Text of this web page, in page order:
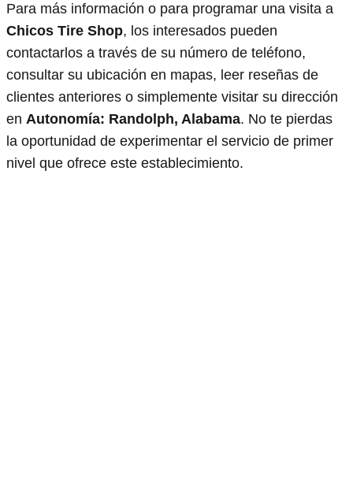
Para más información o para programar una visita a
Chicos Tire Shop, los interesados pueden
contactarlos a través de su número de teléfono,
consultar su ubicación en mapas, leer reseñas de
clientes anteriores o simplemente visitar su dirección
en Autonomía: Randolph, Alabama. No te pierdas
la oportunidad de experimentar el servicio de primer
nivel que ofrece este establecimiento.